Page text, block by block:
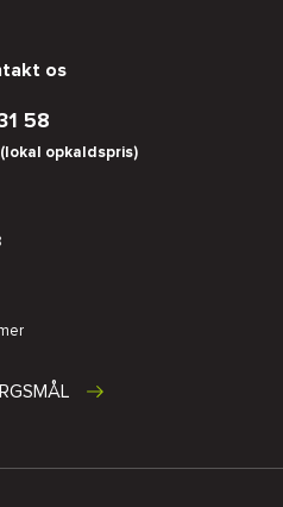
os
58
(lokal opkaldspris)